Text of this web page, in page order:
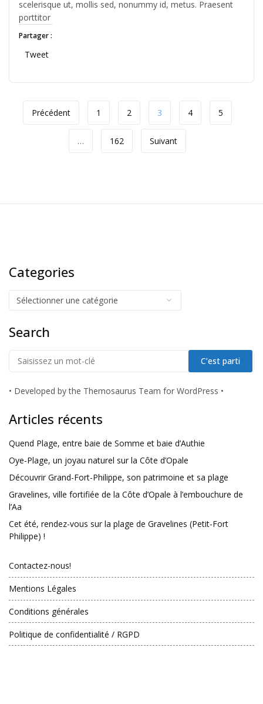
scelerisque ut, mollis sed, nonummy id, metus. Praesent
porttitor
Partager :
Tweet
Précédent 1 2 3 4 5
… 162 Suivant
Categories
Search
• Developed by the Themosaurus Team for WordPress •
Articles récents
Quend Plage, entre baie de Somme et baie d’Authie
Oye-Plage, un joyau naturel sur la Côte d’Opale
Découvrir Grand-Fort-Philippe, son patrimoine et sa plage
Gravelines, ville fortifiée de la Côte d’Opale à l’embouchure de
l’Aa
Cet été, rendez-vous sur la plage de Gravelines (Petit-Fort
Philippe) !
Contactez-nous!
Mentions Légales
Conditions générales
Politique de confidentialité / RGPD